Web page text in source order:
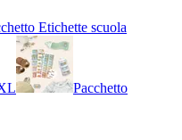
Etichette scuola
Pacchetto